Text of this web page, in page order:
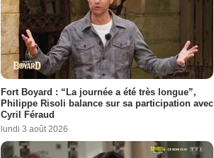
Fort Boyard : “La journée a été très longue”,
Philippe Risoli balance sur sa participation avec
Cyril Féraud
lundi 3 août 2026